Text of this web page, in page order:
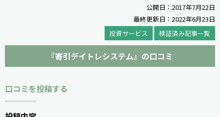
公開日：2017年7月22日
最終更新日：2022年6月23日
投資サービス
検証済み記事一覧
『寄引デイトレシステム』の口コミ
口コミを投稿する